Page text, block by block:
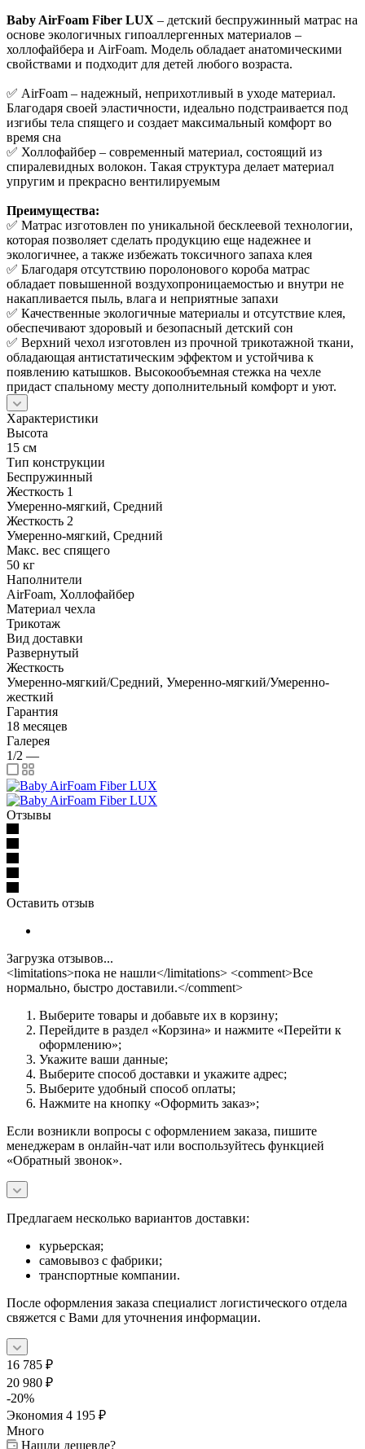
Baby AirFoam Fiber LUX – детский беспружинный матрас на
основе экологичных гипоаллергенных материалов –
холлофайбера и AirFoam. Модель обладает анатомическими
свойствами и подходит для детей любого возраста.
✅ AirFoam – надежный, неприхотливый в уходе материал.
Благодаря своей эластичности, идеально подстраивается под
изгибы тела спящего и создает максимальный комфорт во
время сна
✅ Холлофайбер – современный материал, состоящий из
спиралевидных волокон. Такая структура делает материал
упругим и прекрасно вентилируемым
Преимущества:
✅ Матрас изготовлен по уникальной бесклеевой технологии,
которая позволяет сделать продукцию еще надежнее и
экологичнее, а также избежать токсичного запаха клея
✅ Благодаря отсутствию поролонового короба матрас
обладает повышенной воздухопроницаемостью и внутри не
накапливается пыль, влага и неприятные запахи
✅ Качественные экологичные материалы и отсутствие клея,
обеспечивают здоровый и безопасный детский сон
✅ Верхний чехол изготовлен из прочной трикотажной ткани,
обладающая антистатическим эффектом и устойчива к
появлению катышков. Высокообъемная стежка на чехле
придаст спальному месту дополнительный комфорт и уют.
Характеристики
Высота
15 см
Тип конструкции
Беспружинный
Жесткость 1
Умеренно-мягкий, Средний
Жесткость 2
Умеренно-мягкий, Средний
Макс. вес спящего
50 кг
Наполнители
AirFoam, Холлофайбер
Материал чехла
Трикотаж
Вид доставки
Развернутый
Жесткость
Умеренно-мягкий/Средний, Умеренно-мягкий/Умеренно-
жесткий
Гарантия
18 месяцев
Галерея
1/2 —
Отзывы
Оставить отзыв
Загрузка отзывов...
<limitations>пока не нашли</limitations> <comment>Все
нормально, быстро доставили.</comment>
Выберите товары и добавьте их в корзину;
Перейдите в раздел «Корзина» и нажмите «Перейти к
оформлению»;
Укажите ваши данные;
Выберите способ доставки и укажите адрес;
Выберите удобный способ оплаты;
Нажмите на кнопку «Оформить заказ»;
Если возникли вопросы с оформлением заказа, пишите
менеджерам в онлайн-чат или воспользуйтесь функцией
«Обратный звонок».
Предлагаем несколько вариантов доставки:
курьерская;
самовывоз с фабрики;
транспортные компании.
После оформления заказа специалист логистического отдела
свяжется с Вами для уточнения информации.
16 785 ₽
20 980 ₽
-20%
Экономия 4 195 ₽
Много
Нашли дешевле?